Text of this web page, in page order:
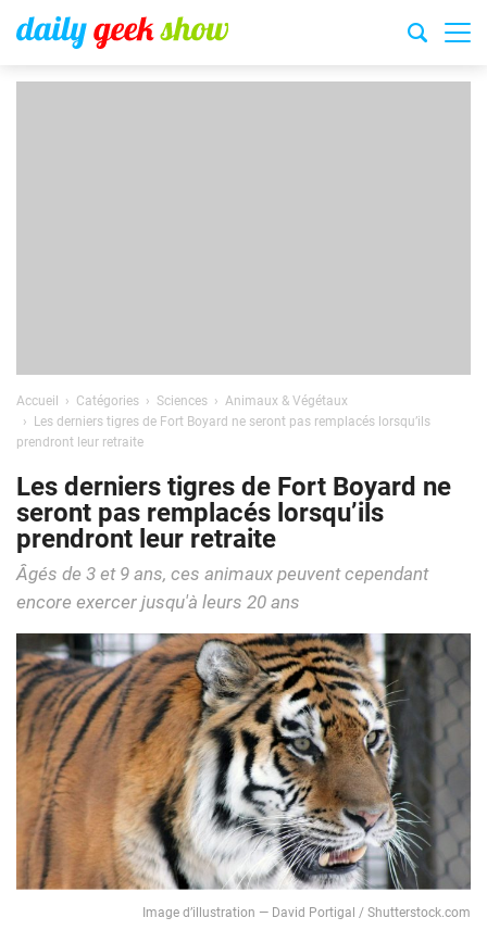
Accueil Catégories Sciences
Animaux & Végétaux
Les derniers tigres de Fort Boyard ne seront pas remplacés lorsqu’ils
prendront leur retraite
Les derniers tigres de Fort Boyard ne
seront pas remplacés lorsqu’ils
prendront leur retraite
Âgés de 3 et 9 ans, ces animaux peuvent cependant
encore exercer jusqu'à leurs 20 ans
Image d’illustration ― David Portigal / Shutterstock.com